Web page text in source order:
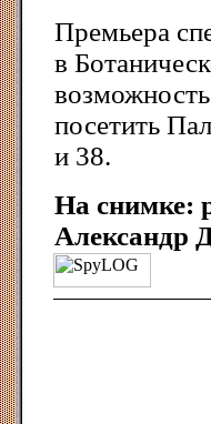
Премьера
в
посетить
и 38.
На снимке:
Александр